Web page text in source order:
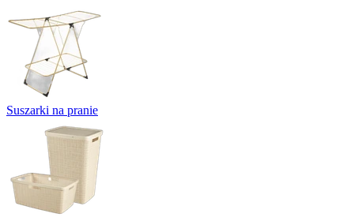
Suszarki na pranie